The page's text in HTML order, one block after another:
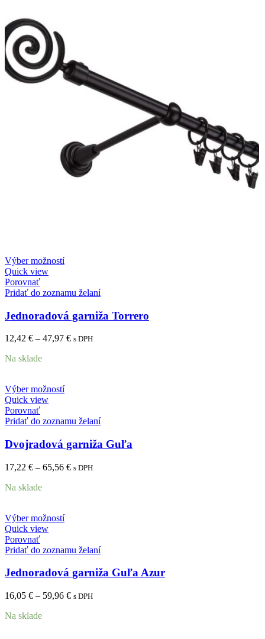
Výber možností
Quick view
Porovnať
Pridať do zoznamu želaní
Jednoradová garniža Torrero
12,42 € – 47,97 € s DPH
Na sklade
Výber možností
Quick view
Porovnať
Pridať do zoznamu želaní
Dvojradová garniža Guľa
17,22 € – 65,56 € s DPH
Na sklade
Výber možností
Quick view
Porovnať
Pridať do zoznamu želaní
Jednoradová garniža Guľa Azur
16,05 € – 59,96 € s DPH
Na sklade